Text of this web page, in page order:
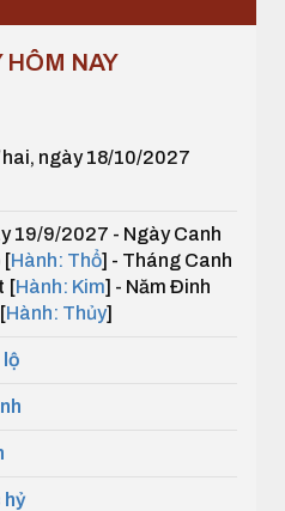
HÔM NAY
hai, ngày 18/10/2027
19/9/2027 - Ngày Canh
[Hành: Thổ] - Tháng Canh
[Hành: Kim] - Năm Đinh
Hành: Thủy]
lộ
hỷ